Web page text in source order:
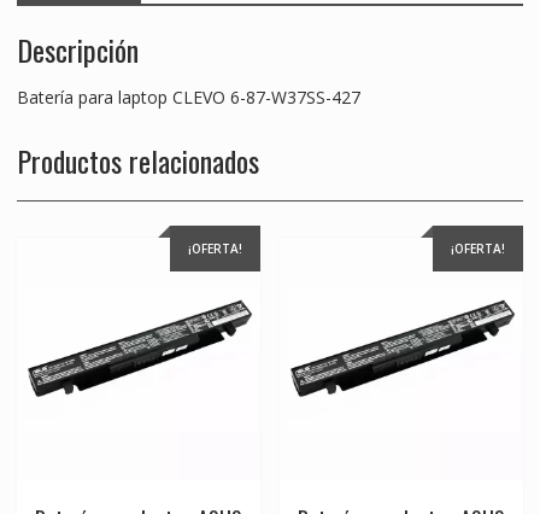
Descripción
Batería para laptop CLEVO 6-87-W37SS-427
Productos relacionados
¡OFERTA! ¡OFERTA!